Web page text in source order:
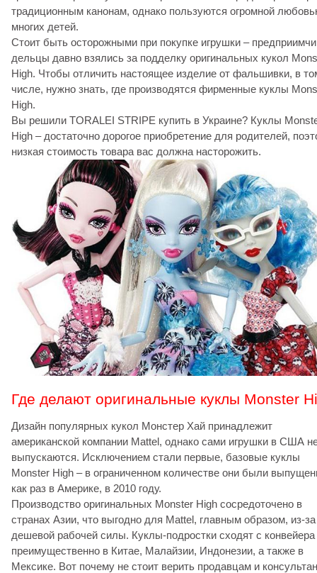
традиционным канонам, однако пользуются огромной
многих детей.
Стоит быть осторожными при покупке игрушки –
дельцы давно взялись за подделку оригинальных кукол
High. Чтобы отличить настоящее изделие от фальшивки, в
числе, нужно знать, где производятся фирменные куклы
High.
Вы решили TORALEI STRIPE купить в Украине? Куклы
High – достаточно дорогое приобретение для родителей,
низкая стоимость товара вас должна насторожить.
Где делают оригинальные куклы Monster
Дизайн популярных кукол Монстер Хай принадлежит
американской компании Mattel, однако сами игрушки в США
выпускаются. Исключением стали первые, базовые куклы
Мonster High – в ограниченном количестве они были
как раз в Америке, в 2010 году.
Производство оригинальных Monster High сосредоточено в
странах Азии, что выгодно для Mattel, главным образом, из-за
дешевой рабочей силы. Куклы-подростки сходят с конвейера
преимущественно в Китае, Малайзии, Индонезии, а также в
Мексике. Вот почему не стоит верить продавцам и